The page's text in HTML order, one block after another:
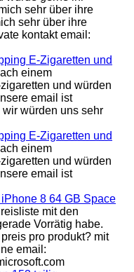
sehr über ihre
sehr über ihre
kontakt email:
E-Zigaretten und
einem
und würden
email ist
würden uns sehr
E-Zigaretten und
einem
und würden
email ist
8 64 GB Space
mit den
Vorrätig habe.
pro produkt? mit
email: